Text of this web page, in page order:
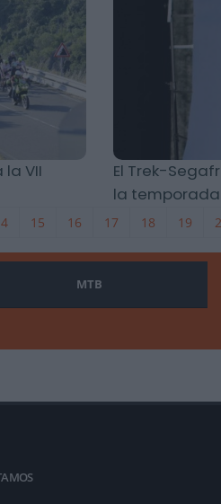
VII
El Trek-
la
15 16 17 18 19
MTB